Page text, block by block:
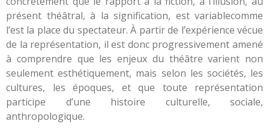
présent théâtral, à la signification, est variablecomme
l’est la place du spectateur. À partir de l’expérience vécue
de la représentation, il est donc progressivement amené
à comprendre que les enjeux du théâtre varient non
seulement esthétiquement, mais selon les sociétés, les
cultures, les époques, et que toute représentation
participe d’une histoire culturelle, sociale,
anthropologique.